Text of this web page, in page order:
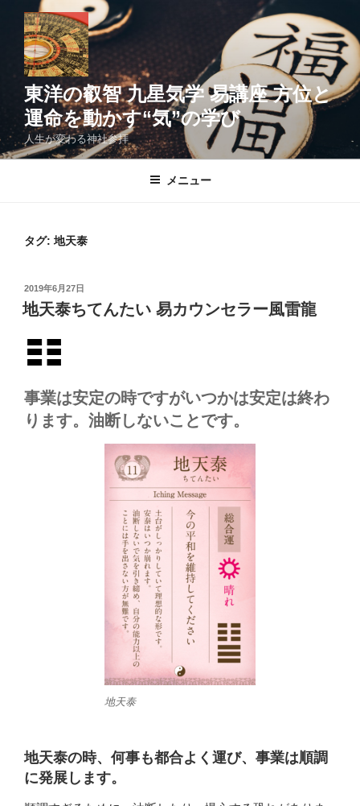
キ
ッ
東洋の叡智 九星気学 易講座 方位と
運命を動かす“気”の学び
人生が変わる神社参拝
メニュー
タグ: 地天泰
投
稿
日:
2019年6月27日
地天泰ちてんたい 易カウンセラー風雷龍
事業は安定の時ですがいつかは安定は終わ
ります。油断しないことです。
地天泰
地天泰の時、何事も都合よく運び、事業は順調
に発展します。